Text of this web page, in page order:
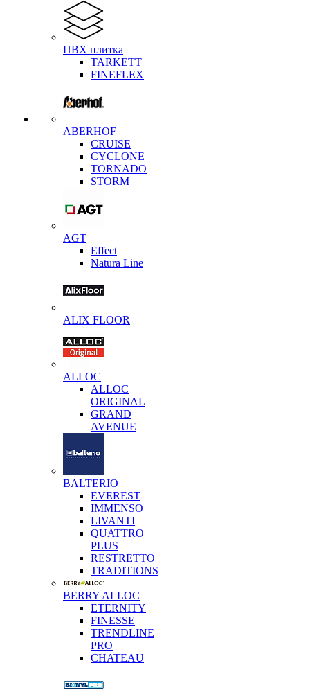
ПВХ плитка
TARKETT
FINEFLEX
ABERHOF
CRUISE
CYCLONE
TORNADO
STORM
AGT
Effect
Natura Line
ALIX FLOOR
ALLOC
ALLOC
ORIGINAL
GRAND
AVENUE
BALTERIO
EVEREST
IMMENSO
LIVANTI
QUATTRO
PLUS
RESTRETTO
TRADITIONS
BERRY ALLOC
ETERNITY
FINESSE
TRENDLINE
PRO
CHATEAU